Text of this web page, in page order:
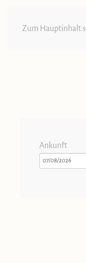
Zum Hauptinhalt
HOME
Ankunft
07/08/2026